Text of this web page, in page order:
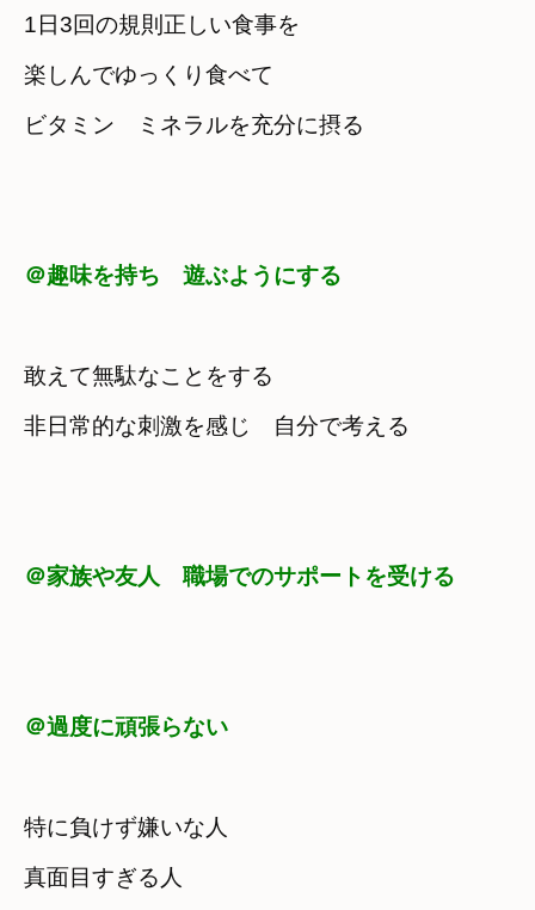
1日3回の規則正しい食事を
楽しんでゆっくり食べて
ビタミン　ミネラルを充分に摂る
＠趣味を持ち　遊ぶようにする
敢えて無駄なことをする
非日常的な刺激を感じ　自分で考える
＠家族や友人　職場でのサポートを受ける
特に負けず嫌いな人
真面目すぎる人